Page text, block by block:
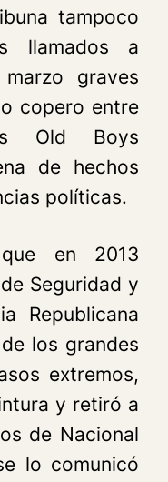
tampoco
llamados a
graves
copero entre
Old Boys
de hechos
políticas.
en 2013
Seguridad y
Republicana
los grandes
extremos,
y retiró a
de Nacional
lo comunicó